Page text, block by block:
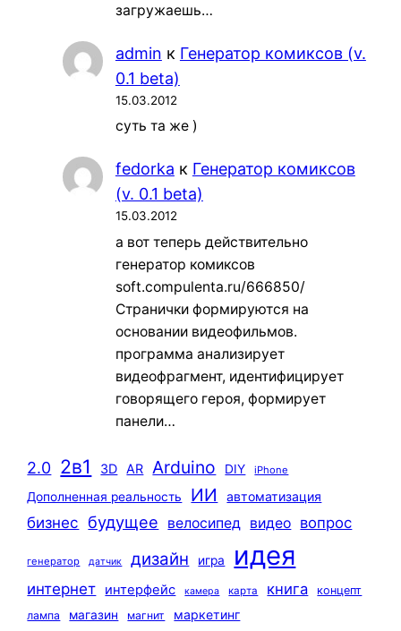
загружаешь…
admin к Генератор комиксов (v.
0.1 beta)
15.03.2012
суть та же )
fedorka к Генератор комиксов
(v. 0.1 beta)
15.03.2012
а вот теперь действительно
генератор комиксов
soft.compulenta.ru/666850/
Странички формируются на
основании видеофильмов.
программа анализирует
видеофрагмент, идентифицирует
говорящего героя, формирует
панели…
2.0 2в1 3D AR Arduino DIY iPhone
Дополненная реальность ИИ автоматизация
бизнес будущее велосипед видео вопрос
генератор датчик дизайн игра идея
интернет интерфейс камера карта книга
концепт
лампа
магазин магнит
маркетинг